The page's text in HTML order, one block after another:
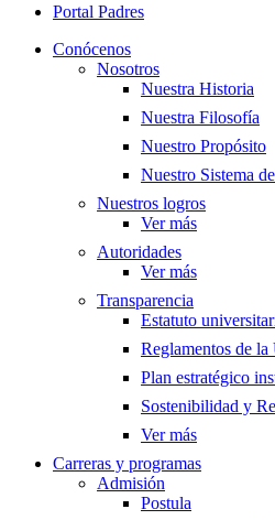
Portal Padres
Conócenos
Nosotros
Nuestra Historia
Nuestra Filosofía
Nuestro Propósito
Nuestro Sistema
Nuestros logros
Ver más
Autoridades
Ver más
Transparencia
Estatuto
Reglamentos de la
Plan estratégico
Sostenibilidad y
Ver más
Carreras y programas
Admisión
Postula